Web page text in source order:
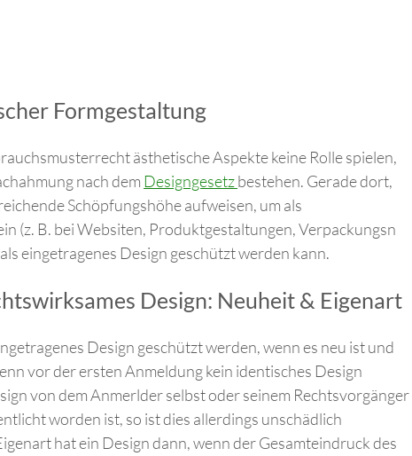
Formgestaltung
ästhetische Aspekte keine Rolle spielen,
nach dem Designgesetzbestehen. Gerade dort,
Schöpfungshöhe aufweisen, um als
(z. B. bei Websiten, Produktgestaltungen, Verpackungsn
eingetragenes Design geschützt werden kann.
Design: Neuheit & Eigenart
Design geschützt werden, wenn es neu ist und
vor der ersten Anmeldung kein identisches Design
von dem Anmerlder selbst oder seinem Rechtsvorgänger
worden ist, so ist dies allerdings unschädlich
hat ein Design dann, wenn der Gesamteindruck des